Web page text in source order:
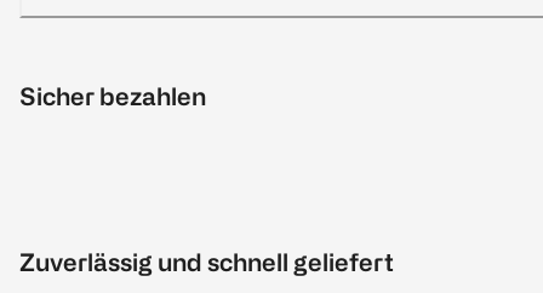
Sicher bezahlen
Zuverlässig und schnell geliefert